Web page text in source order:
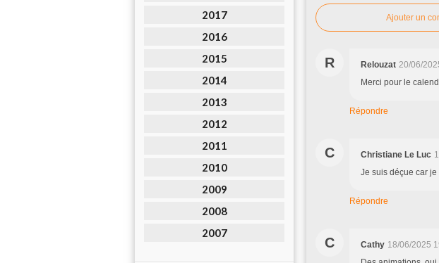
2017
2016
2015
2014
2013
2012
2011
2010
2009
2008
2007
Ajouter un
R Relouzat 20/06/
Merci pour le
Répondre
C Christiane Le Luc
Je suis déçue car
Répondre
C Cathy 18/06/2025